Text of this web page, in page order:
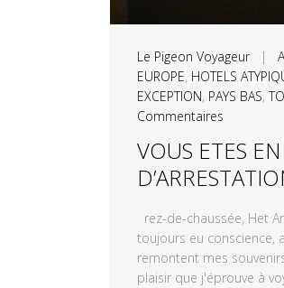
Le Pigeon Voyageur|
EUROPE, HOTELS
EXCEPTION, PAYS BAS,
Commentaires
VOUS ETES
rez-de-chaussée, Het
toujours eu conscience,
remontent mes
plaisir que j'éprouve à